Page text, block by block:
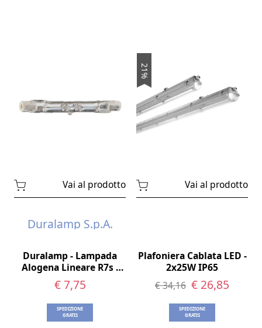
Vai al prodotto
Duralamp S.p.A.
Duralamp - Lampada
Alogena Lineare R7s -
78mm 80W
€ 7,75
SPEDIZIONE
GRATIS
21%
Vai al prodotto
Plafoniera Cablata LED -
2x25W IP65
€ 34,16 € 26,85
SPEDIZIONE
GRATIS